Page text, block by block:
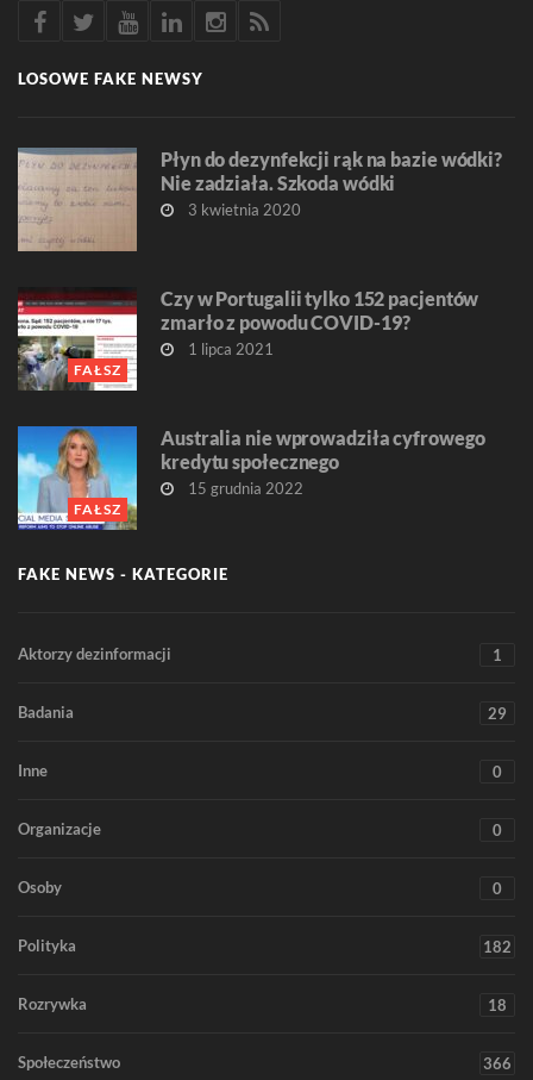
LOSOWE FAKE NEWSY
Płyn do dezynfekcji rąk na bazie wódki?
Nie zadziała. Szkoda wódki
3 kwietnia 2020
FAŁSZ
Czy w Portugalii tylko 152 pacjentów
zmarło z powodu COVID-19?
1 lipca 2021
FAŁSZ
Australia nie wprowadziła cyfrowego
kredytu społecznego
15 grudnia 2022
FAKE NEWS - KATEGORIE
Aktorzy dezinformacji 1
Badania 29
Inne 0
Organizacje 0
Osoby 0
Polityka 182
Rozrywka 18
Społeczeństwo 366